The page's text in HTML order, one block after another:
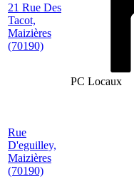
21 Rue Des
Tacot,
Maizières
(70190)
PC Locaux
Rue
D'eguilley,
Maizières
(70190)